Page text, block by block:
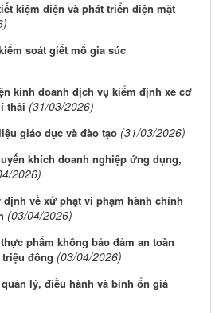
kiệm điện và phát triển điện mặt
soát giết mổ gia súc
kinh doanh dịch vụ kiểm định xe cơ
thải (31/03/2026)
giáo dục và đào tạo (31/03/2026)
khích doanh nghiệp ứng dụng,
2026)
về xử phạt vi phạm hành chính
(03/04/2026)
phẩm không bảo đảm an toàn
đồng (03/04/2026)
lý, điều hành và bình ổn giá